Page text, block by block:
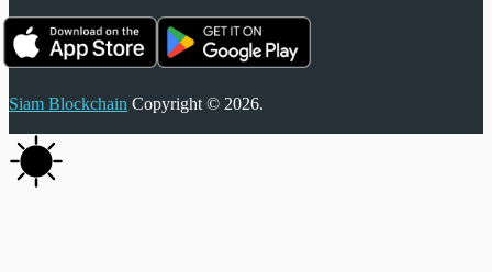
Siam Blockchain Copyright © 2026.